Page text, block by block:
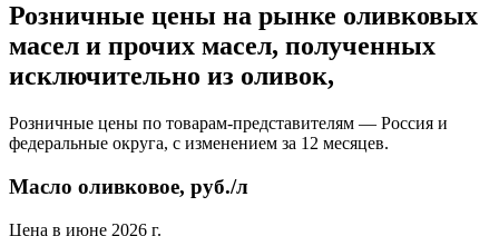
Розничные цены на рынке оливковых
масел и прочих масел, полученных
исключительно из оливок,
Розничные цены по товарам-представителям — Россия и
федеральные округа, с изменением за 12 месяцев.
Масло оливковое, руб./л
Цена в июне 2026 г.